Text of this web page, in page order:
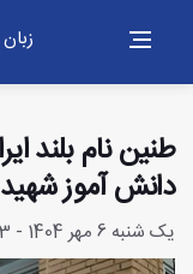
زبان
دانش آموز شهید
یک شنبه 6 مهر 1404 - 12:56:3